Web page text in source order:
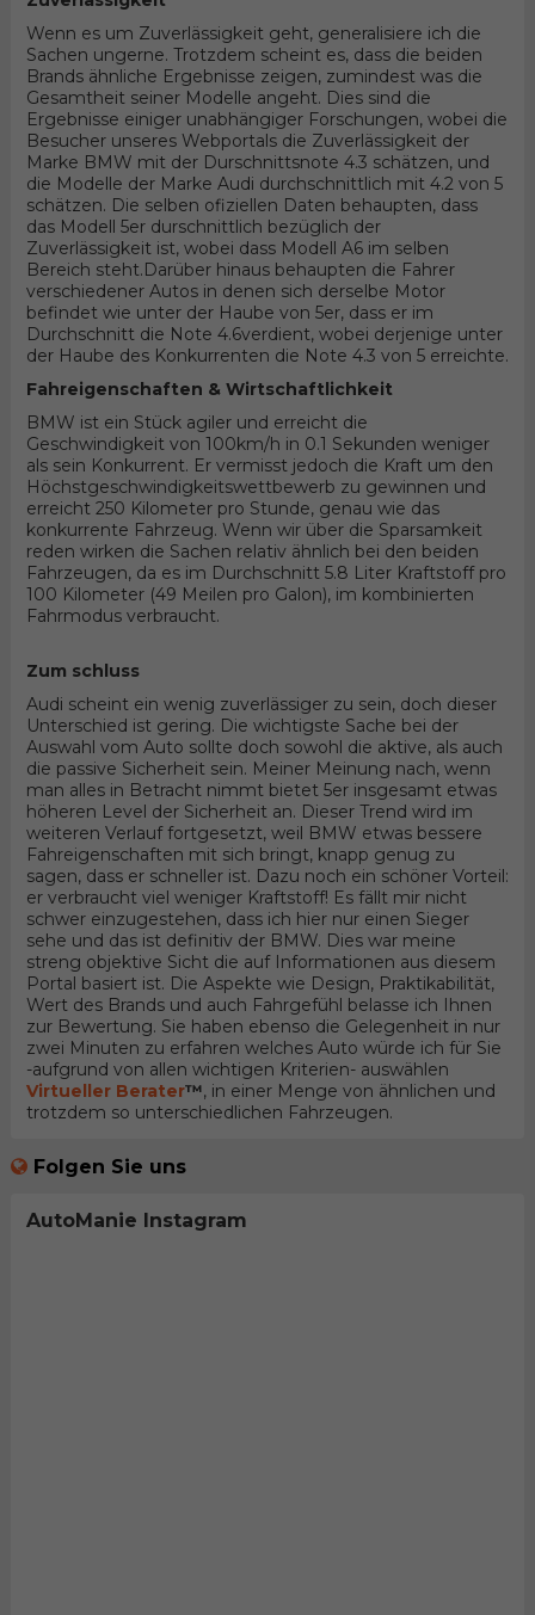
Wenn es um Zuverlässigkeit geht, generalisiere ich die
Sachen ungerne. Trotzdem scheint es, dass die beiden
Brands ähnliche Ergebnisse zeigen, zumindest was die
Gesamtheit seiner Modelle angeht. Dies sind die
Ergebnisse einiger unabhängiger Forschungen, wobei die
Besucher unseres Webportals die Zuverlässigkeit der
Marke BMW mit der Durschnittsnote 4.3 schätzen, und
die Modelle der Marke Audi durchschnittlich mit 4.2 von 5
schätzen. Die selben ofiziellen Daten behaupten, dass
das Modell 5er durschnittlich bezüglich der
Zuverlässigkeit ist, wobei dass Modell A6 im selben
Bereich steht.Darüber hinaus behaupten die Fahrer
verschiedener Autos in denen sich derselbe Motor
befindet wie unter der Haube von 5er, dass er im
Durchschnitt die Note 4.6verdient, wobei derjenige unter
der Haube des Konkurrenten die Note 4.3 von 5 erreichte.
Fahreigenschaften & Wirtschaftlichkeit
BMW ist ein Stück agiler und erreicht die
Geschwindigkeit von 100km/h in 0.1 Sekunden weniger
als sein Konkurrent. Er vermisst jedoch die Kraft um den
Höchstgeschwindigkeitswettbewerb zu gewinnen und
erreicht 250 Kilometer pro Stunde, genau wie das
konkurrente Fahrzeug. Wenn wir über die Sparsamkeit
reden wirken die Sachen relativ ähnlich bei den beiden
Fahrzeugen, da es im Durchschnitt 5.8 Liter Kraftstoff pro
100 Kilometer (49 Meilen pro Galon), im kombinierten
Fahrmodus verbraucht.
Zum schluss
Audi scheint ein wenig zuverlässiger zu sein, doch dieser
Unterschied ist gering. Die wichtigste Sache bei der
Auswahl vom Auto sollte doch sowohl die aktive, als auch
die passive Sicherheit sein. Meiner Meinung nach, wenn
man alles in Betracht nimmt bietet 5er insgesamt etwas
höheren Level der Sicherheit an. Dieser Trend wird im
weiteren Verlauf fortgesetzt, weil BMW etwas bessere
Fahreigenschaften mit sich bringt, knapp genug zu
sagen, dass er schneller ist. Dazu noch ein schöner Vorteil:
er verbraucht viel weniger Kraftstoff! Es fällt mir nicht
schwer einzugestehen, dass ich hier nur einen Sieger
sehe und das ist definitiv der BMW. Dies war meine
streng objektive Sicht die auf Informationen aus diesem
Portal basiert ist. Die Aspekte wie Design, Praktikabilität,
Wert des Brands und auch Fahrgefühl belasse ich Ihnen
zur Bewertung. Sie haben ebenso die Gelegenheit in nur
zwei Minuten zu erfahren welches Auto würde ich für Sie
-aufgrund von allen wichtigen Kriterien- auswählen
Virtueller Berater™, in einer Menge von ähnlichen und
trotzdem so unterschiedlichen Fahrzeugen.
Folgen Sie uns
AutoManie Instagram